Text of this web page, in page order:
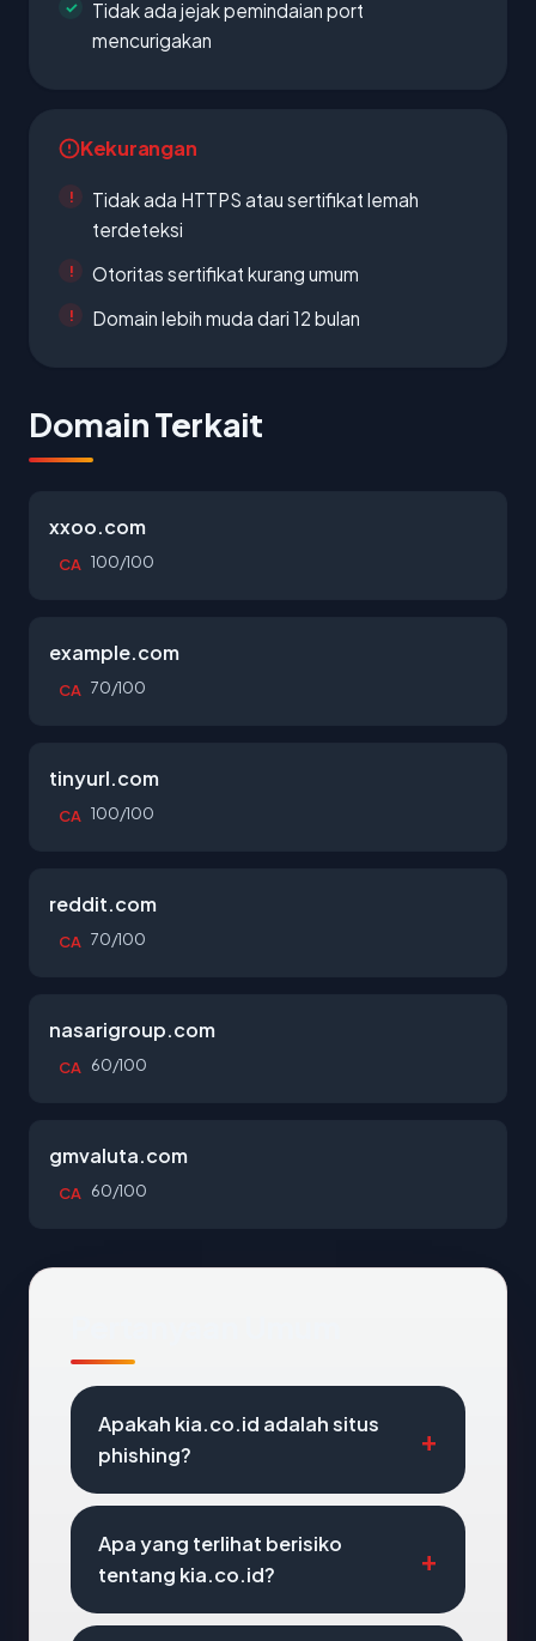
Tidak ada jejak pemindaian port
mencurigakan
Kekurangan
Tidak ada HTTPS atau sertifikat lemah
terdeteksi
Otoritas sertifikat kurang umum
Domain lebih muda dari 12 bulan
Domain Terkait
xxoo.com
CA 100/100
example.com
CA 70/100
tinyurl.com
CA 100/100
reddit.com
CA 70/100
nasarigroup.com
CA 60/100
gmvaluta.com
CA 60/100
Apakah kia.co.id adalah situs
phishing?
Apa yang terlihat berisiko
tentang kia.co.id?